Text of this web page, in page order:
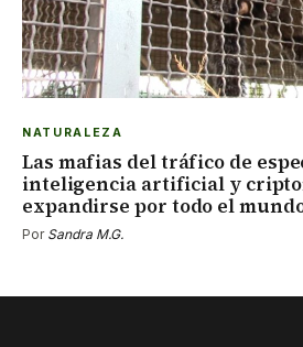
NATURALEZA
Las mafias del tráfico de
inteligencia artificial y
expandirse por todo el
Por Sandra M.G.